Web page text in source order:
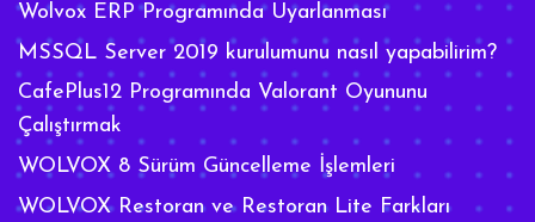
Wolvox ERP Programında Uyarlanması
MSSQL Server 2019 kurulumunu nasıl yapabilirim?
CafePlus12 Programında Valorant Oyununu
Çalıştırmak
WOLVOX 8 Sürüm Güncelleme İşlemleri
WOLVOX Restoran ve Restoran Lite Farkları